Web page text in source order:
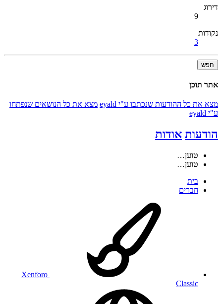
דירוג
9
נקודות
3
חפש
אתר תוכן
מצא את כל ההודעות שנכתבו ע"י eyald
מצא את כל הנושאים שנפתחו
ע"י eyald
הודעות אודות
טוען…
טוען…
בית
חברים
Xenforo
Classic